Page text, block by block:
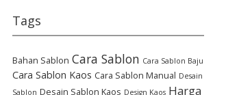
Tags
Bahan Sablon Cara Sablon Cara Sablon Baju
Cara Sablon Kaos Cara Sablon Manual Desain
Sablon Desain Sablon Kaos Design Kaos Harga